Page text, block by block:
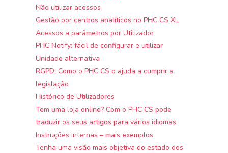
Não utilizar acessos
Gestão por centros analíticos no PHC CS XL
Acessos a parâmetros por Utilizador
PHC Notify: fácil de configurar e utilizar
Unidade alternativa
RGPD: Como o PHC CS o ajuda a cumprir a
legislação
Histórico de Utilizadores
Tem uma loja online? Com o PHC CS pode
traduzir os seus artigos para vários idiomas
Instruções internas – mais exemplos
Tenha uma visão mais objetiva do estado dos